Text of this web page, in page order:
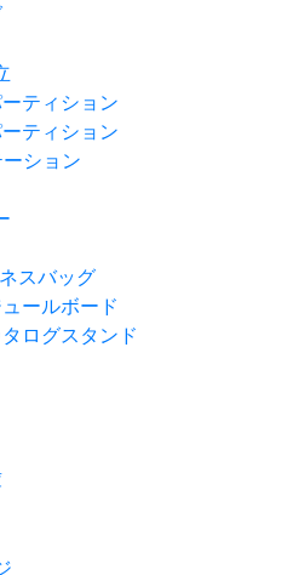
ティション
ティション
ション
スバッグ
ールボード
ログスタンド